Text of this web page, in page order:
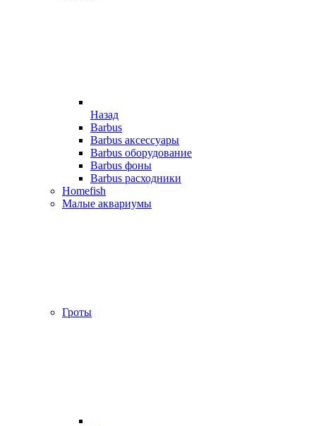
Назад
Barbus
Barbus аксессуары
Barbus оборудование
Barbus фоны
Barbus расходники
Homefish
Малые аквариумы
Гроты